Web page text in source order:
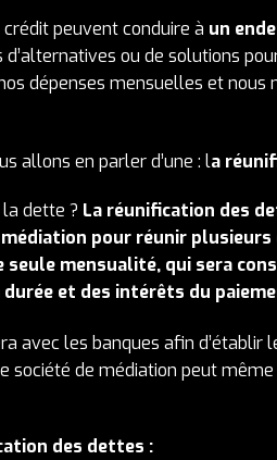
peuvent conduire à un
ou de solutions
dépenses mensuelles et
allons en parler d’une : la
dette ? La réunification des
pour réunir
seule mensualité, qui sera
et des intérêts du
avec les banques afin d’établir
société de médiation peut
des dettes :